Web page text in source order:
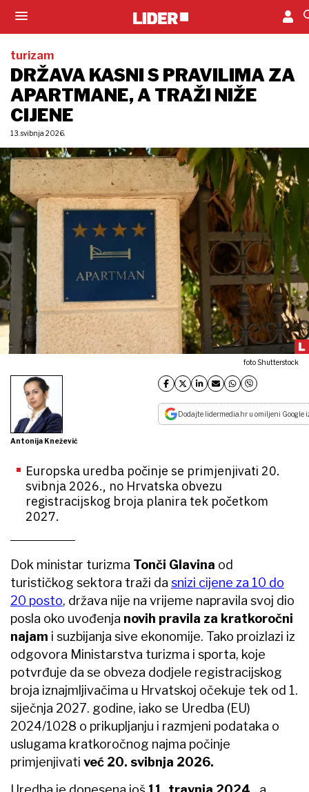
turizam
DRŽAVA KASNI S PRAVILIMA ZA
APARTMANE, A TRAŽI NIŽE
CIJENE
13. svibnja 2026.
foto Shutterstock
Antonija Knežević
Dodajte lidermedia.hr u omiljeni Google
Europska uredba počinje se primjenjivati 20.
svibnja 2026., no Hrvatska obvezu
registracijskog broja planira tek početkom
2027.
Dok ministar turizma Tonči Glavina od
turističkog sektora traži da snizi cijene za 10 do
20 posto, država nije na vrijeme napravila svoj dio
posla oko uvođenja novih pravila za kratkoročni
najam i suzbijanja sive ekonomije. Tako proizlazi iz
odgovora Ministarstva turizma i sporta, koje
potvrđuje da se obveza dodjele registracijskog
broja iznajmljivačima u Hrvatskoj očekuje tek od 1.
siječnja 2027. godine, iako se Uredba (EU)
2024/1028 o prikupljanju i razmjeni podataka o
uslugama kratkoročnog najma počinje
primjenjivati već 20. svibnja 2026.